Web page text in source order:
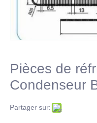
Pièces de
Condenseur
Partager sur: